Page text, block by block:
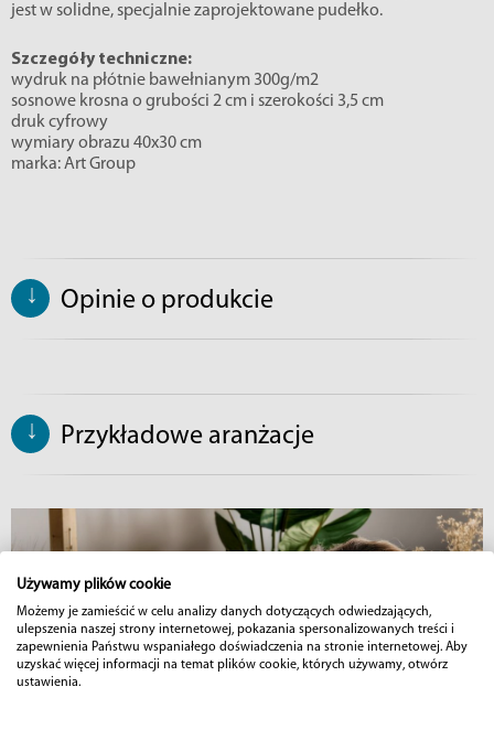
jest w solidne, specjalnie zaprojektowane pudełko.
Szczegóły techniczne:
wydruk na płótnie bawełnianym 300g/m2
sosnowe krosna o grubości 2 cm i szerokości 3,5 cm
druk cyfrowy
wymiary obrazu 40x30 cm
marka: Art Group
↓ Opinie o produkcie
↓ Przykładowe aranżacje
Używamy plików cookie
Możemy je zamieścić w celu analizy danych dotyczących odwiedzających,
ulepszenia naszej strony internetowej, pokazania spersonalizowanych treści i
zapewnienia Państwu wspaniałego doświadczenia na stronie internetowej. Aby
uzyskać więcej informacji na temat plików cookie, których używamy, otwórz
ustawienia.